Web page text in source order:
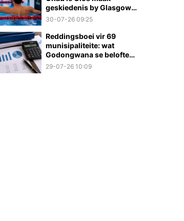
geskiedenis by Glasgow
2026
30-07-26 09:25
Reddingsboei vir 69
munisipaliteite: wat
Godongwana se belofte
werklik beteken
29-07-26 10:09